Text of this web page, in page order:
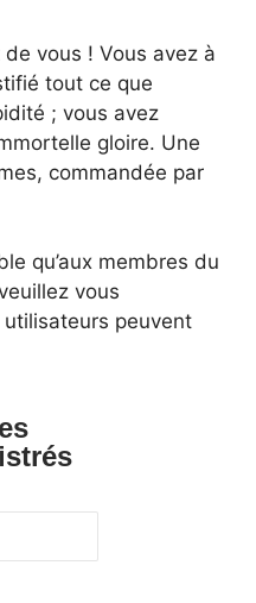
vous ! Vous avez à
tout ce que
; vous avez
gloire. Une
commandée par
qu’aux membres du
vous
peuvent